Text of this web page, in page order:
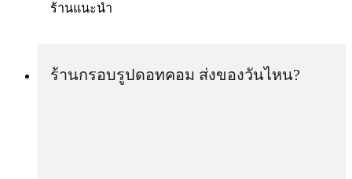
ร้านแนะนำ
ร้านกรอบรูปดอทคอม ส่งของวันไหน?